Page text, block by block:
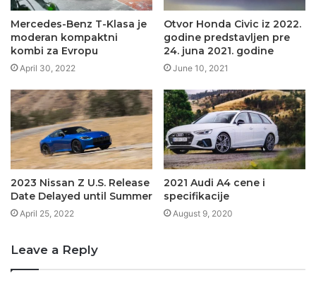
Mercedes-Benz T-Klasa je
moderan kompaktni
kombi za Evropu
April 30, 2022
Otvor Honda Civic iz 2022.
godine predstavljen pre
24. juna 2021. godine
June 10, 2021
2023 Nissan Z U.S. Release
Date Delayed until Summer
April 25, 2022
2021 Audi A4 cene i
specifikacije
August 9, 2020
Leave a Reply